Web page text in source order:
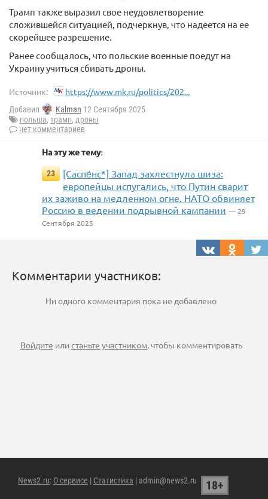
Трамп также выразил свое неудовлетворение
сложившейся ситуацией, подчеркнув, что надеется на ее
скорейшее разрешение.
Ранее сообщалось, что польские военные поедут на
Украину учиться сбивать дроны.
Источник: https://www.mk.ru/politics/202...
Добавил Kalman 12 Сентября 2025
польша, трамп, дроны
нет комментариев
На эту же тему:
23
[Саспе́нс*] Запад захлестнула шиза:
европейцы испугались, что Путин сварит
их заживо на медленном огне. НАТО обвиняет
Россию в ведении подрывной кампании — 29
Сентября 2025
Комментарии участников:
Ни одного комментария пока не добавлено
Войдите илистаньте участником, чтобы комментировать
News2.ru: О сервисе | Статистика | admin@news2.ru 18+